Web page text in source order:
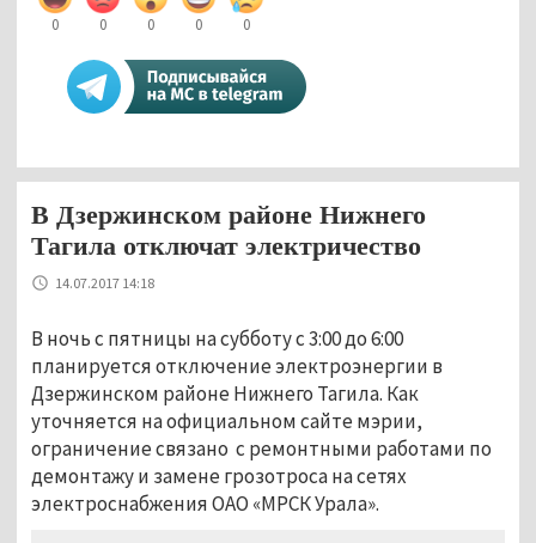
0 0 0 0 0
В Дзержинском районе Нижнего
Тагила отключат электричество
14.07.2017 14:18
В ночь с пятницы на субботу с 3:00 до 6:00
планируется отключение электроэнергии в
Дзержинском районе Нижнего Тагила. Как
уточняется на официальном сайте мэрии,
ограничение связано с ремонтными работами по
демонтажу и замене грозотроса на сетях
электроснабжения ОАО «МРСК Урала».